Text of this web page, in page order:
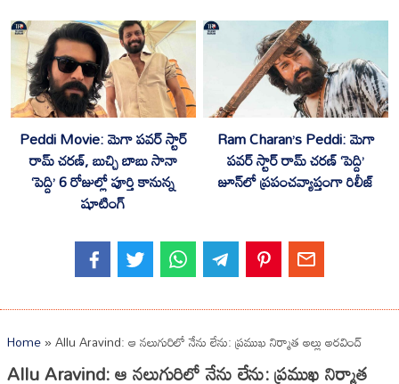
Peddi Movie: మెగా పవర్ స్టార్
రామ్ చరణ్, బుచ్చి బాబు సానా
‘పెద్ది’ 6 రోజుల్లో పూర్తి కానున్న
షూటింగ్
Ram Charan’s Peddi: మెగా
పవర్ స్టార్ రామ్ చరణ్ ‘పెద్ది’
జూన్‌లో ప్రపంచవ్యాప్తంగా రిలీజ్